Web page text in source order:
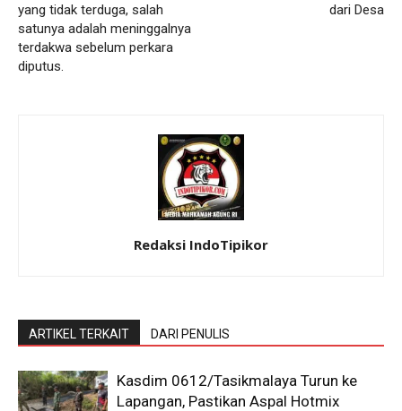
yang tidak terduga, salah
satunya adalah meninggalnya
terdakwa sebelum perkara
diputus.
dari Desa
Redaksi IndoTipikor
ARTIKEL TERKAIT DARI PENULIS
Kasdim 0612/Tasikmalaya Turun ke
Lapangan, Pastikan Aspal Hotmix